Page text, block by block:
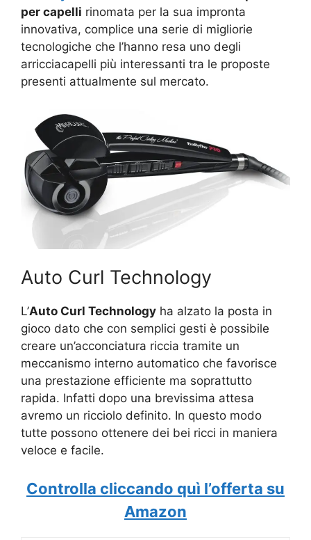
per capelli rinomata per la sua impronta
innovativa, complice una serie di migliorie
tecnologiche che l’hanno resa uno degli
arricciacapelli più interessanti tra le proposte
presenti attualmente sul mercato.
Auto Curl Technology
L’Auto Curl Technology ha alzato la posta in
gioco dato che con semplici gesti è possibile
creare un’acconciatura riccia tramite un
meccanismo interno automatico che favorisce
una prestazione efficiente ma soprattutto
rapida. Infatti dopo una brevissima attesa
avremo un ricciolo definito. In questo modo
tutte possono ottenere dei bei ricci in maniera
veloce e facile.
Controlla cliccando quì l’offerta su
Amazon